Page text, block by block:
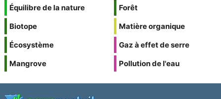
Équilibre de la nature
Biotope
Écosystème
Mangrove
Forêt
Matière organique
Gaz à effet de serre
Pollution de l'eau